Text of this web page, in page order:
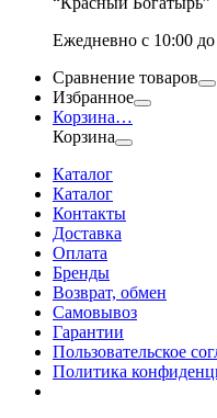
Ежедневно с 10:00
Сравнение товаров
Избранное
Корзина…
Корзина
Каталог
Каталог
Контакты
Доставка
Оплата
Бренды
Возврат, обмен
Самовывоз
Гарантии
Пользовательское
Политика